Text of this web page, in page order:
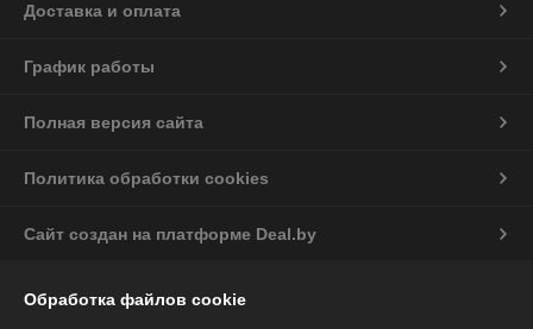
Доставка и оплата
График работы
Полная версия сайта
Политика обработки cookies
Сайт создан на платформе Deal.by
Информация для покупателя
Обработка файлов cookie